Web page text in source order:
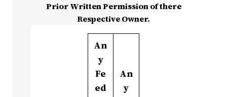
Prior Written Permission of there
Respective Owner.
An
y
Fe
ed
An
y